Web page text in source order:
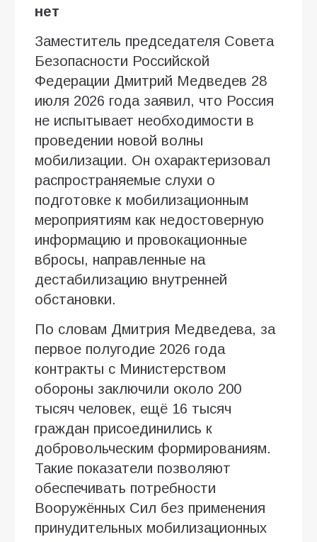
нет
Заместитель председателя Совета
Безопасности Российской
Федерации Дмитрий Медведев 28
июля 2026 года заявил, что Россия
не испытывает необходимости в
проведении новой волны
мобилизации. Он охарактеризовал
распространяемые слухи о
подготовке к мобилизационным
мероприятиям как недостоверную
информацию и провокационные
вбросы, направленные на
дестабилизацию внутренней
обстановки.
По словам Дмитрия Медведева, за
первое полугодие 2026 года
контракты с Министерством
обороны заключили около 200
тысяч человек, ещё 16 тысяч
граждан присоединились к
добровольческим формированиям.
Такие показатели позволяют
обеспечивать потребности
Вооружённых Сил без применения
принудительных мобилизационных